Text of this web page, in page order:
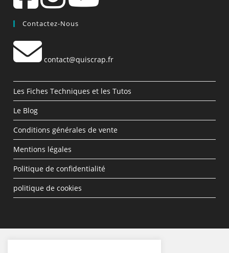
Contactez-Nous
contact@quiscrap.fr
Les Fiches Techniques et les Tutos
Le Blog
Conditions générales de vente
Mentions légales
Politique de confidentialité
politique de cookies